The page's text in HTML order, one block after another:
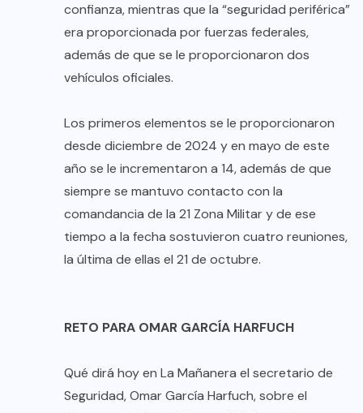
confianza, mientras que la “seguridad periférica”
era proporcionada por fuerzas federales,
además de que se le proporcionaron dos
vehículos oficiales.
Los primeros elementos se le proporcionaron
desde diciembre de 2024 y en mayo de este
año se le incrementaron a 14, además de que
siempre se mantuvo contacto con la
comandancia de la 21 Zona Militar y de ese
tiempo a la fecha sostuvieron cuatro reuniones,
la última de ellas el 21 de octubre.
RETO PARA OMAR GARCÍA HARFUCH
Qué dirá hoy en La Mañanera el secretario de
Seguridad, Omar García Harfuch, sobre el